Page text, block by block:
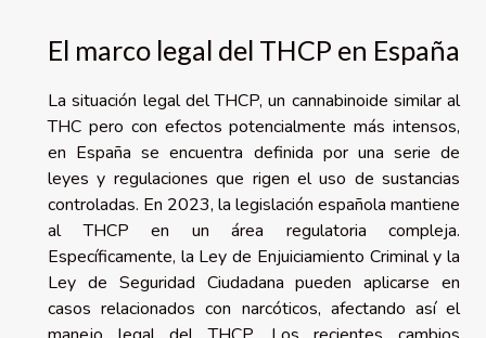
El marco legal del THCP en España
La situación legal del THCP, un cannabinoide similar al
THC pero con efectos potencialmente más intensos,
en España se encuentra definida por una serie de
leyes y regulaciones que rigen el uso de sustancias
controladas. En 2023, la legislación española mantiene
al THCP en un área regulatoria compleja.
Específicamente, la Ley de Enjuiciamiento Criminal y la
Ley de Seguridad Ciudadana pueden aplicarse en
casos relacionados con narcóticos, afectando así el